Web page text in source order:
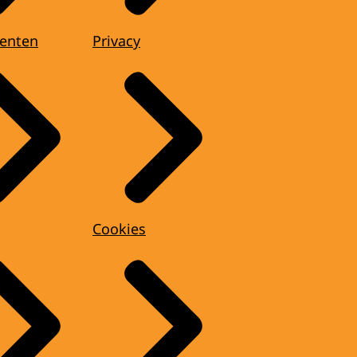
Privacy
Cookies